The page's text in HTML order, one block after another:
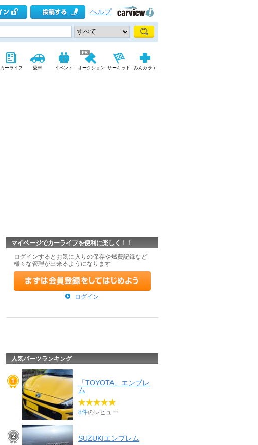
ヘルプ
カーライフ 愛車 イベント オークション サーキット みんカラ＋
マイページでカーライフを便利に楽しく！！
ログインするとお気に入りの保存や燃費記録など
様々な管理が出来るようになります
ログイン
人気パーツランキング
「TOYOTA」エンブレ
ム
8件のレビュー
SUZUKIエンブレム